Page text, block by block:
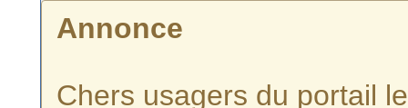
Annonce
Chers usagers du portail